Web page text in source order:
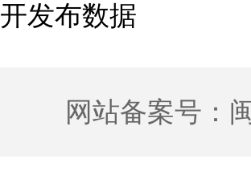
发布数据
网站备案号：